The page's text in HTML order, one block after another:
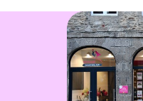
REGLEMENT
LISTE DES INSCRITS
INSCRIPTION